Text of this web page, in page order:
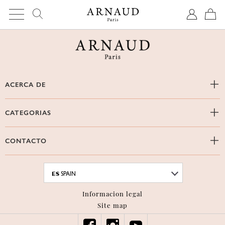
ACERCA DE
CATEGORIAS
CONTACTO
ES SPAIN
Informacion legal
Site map